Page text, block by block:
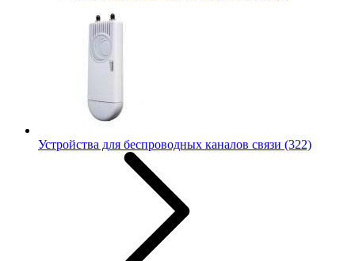
Устройства для беспроводных каналов связи (322)